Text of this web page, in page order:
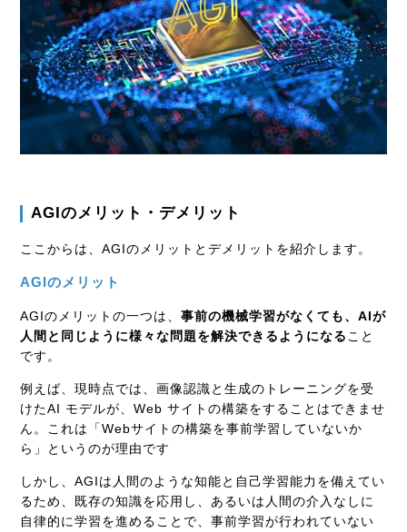
AGIのメリット・デメリット
ここからは、AGIのメリットとデメリットを紹介します。
AGIのメリット
AGIのメリットの一つは、事前の機械学習がなくても、AIが
人間と同じように様々な問題を解決できるようになる こと
です。
例えば、現時点では、画像認識と生成のトレーニングを受
けたAI モデルが、Web サイトの構築をすることはできませ
ん。これは「Webサイトの構築を事前学習していないか
ら」というのが理由です
しかし、AGIは人間のような知能と自己学習能力を備えてい
るため、既存の知識を応用し、あるいは人間の介入なしに
自律的に学習を進めることで、事前学習が行われていない